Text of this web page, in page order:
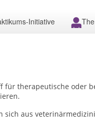
Initiative
therapeutische oder
sich aus